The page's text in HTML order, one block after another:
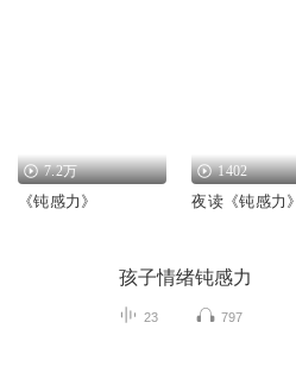
7.2万
《钝感力》
1402
夜读《钝感力》
孩子情绪钝感力
23 797